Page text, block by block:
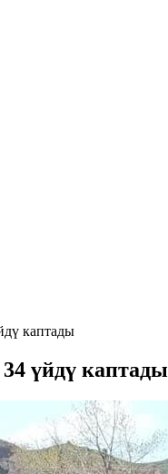
каптады
үйдү каптады